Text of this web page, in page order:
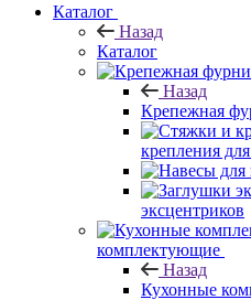
Каталог
Назад
Каталог
Назад
Крепежная
крепления
эксцентриков
комплектующие
Назад
Кухонные